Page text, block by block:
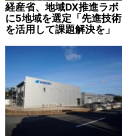
経産省、地域DX推進ラボ
に5地域を選定「先進技術
を活用して課題解決を」